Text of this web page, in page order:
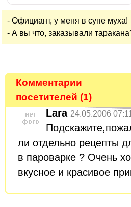
- Официант, у меня в супе муха!
- А вы что, заказывали
Комментарии
посетителей (1)
Lara 24.05.2006
ли отдельно рецепты
в пароварке ? Очень
вкусное и красивое